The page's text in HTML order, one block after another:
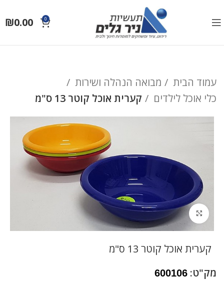
0
₪0.00
עמוד הבית
מבואה הנהלה ושירות
כלי אוכל לילדים
קערית אוכל קוטר 13 ס"מ
לחץ להגדלה
קערית אוכל קוטר 13 ס"מ
מק"ט: 600106